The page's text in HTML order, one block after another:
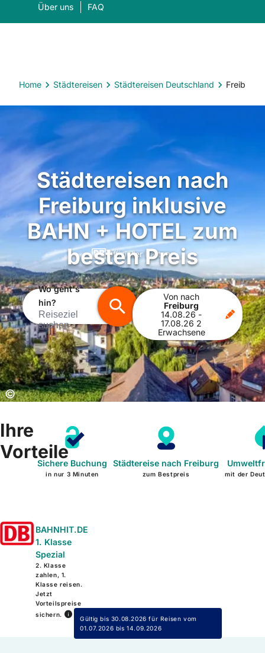
Über uns FAQ
Was suchen Sie?
Home Städtereisen Städtereisen Deutschland Freiburg
Copyright:
©
Offizieller Partner
Städtereisen nach
Freiburg inklusive
BAHN + HOTEL zum
besten Preis
Wo geht's
hin?
Reiseziel
suchen
Von nach
Freiburg
14.08.26 -
17.08.26 2
Erwachsene
Ihre
Vorteile
Sichere Buchung
in nur 3 Minuten
Städtereise nach Freiburg
zum Bestpreis mit der
BAHNHIT.DE
1. Klasse
Spezial
2. Klasse
zahlen, 1.
Klasse reisen.
Jetzt
Vorteilspreise
sichern.
Gültig bis 30.08.2026 für Reisen vom
01.07.2026 bis 14.09.2026